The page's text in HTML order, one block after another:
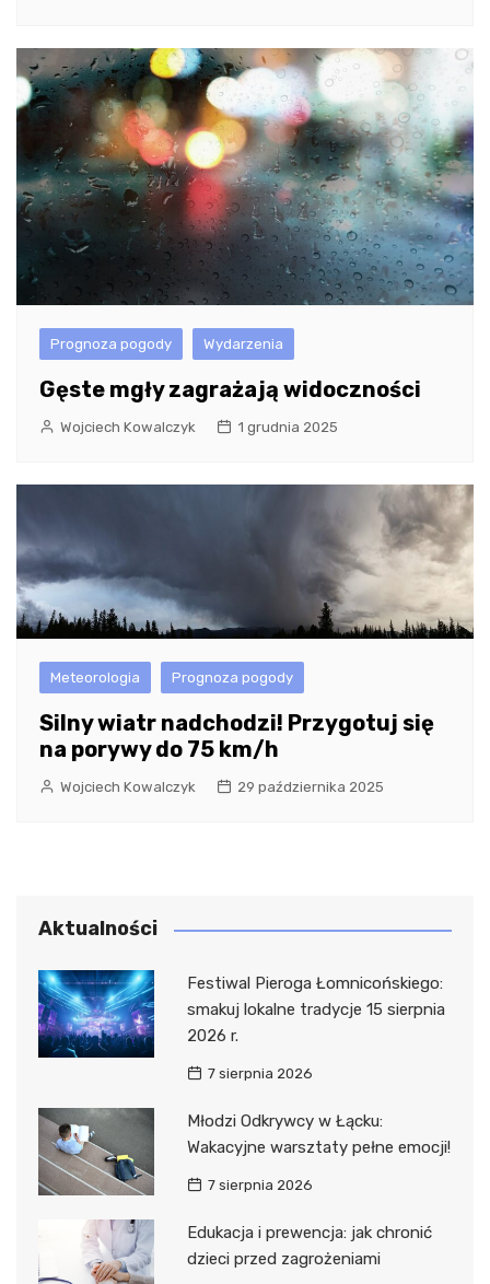
Prognoza pogody Wydarzenia
Gęste mgły zagrażają widoczności
Wojciech Kowalczyk 1 grudnia 2025
Meteorologia Prognoza pogody
Silny wiatr nadchodzi! Przygotuj się
na porywy do 75 km/h
Wojciech Kowalczyk 29 października 2025
Aktualności
Festiwal Pieroga Łomnicońskiego:
smakuj lokalne tradycje 15 sierpnia
2026 r.
7 sierpnia 2026
Młodzi Odkrywcy w Łącku:
Wakacyjne warsztaty pełne emocji!
7 sierpnia 2026
Edukacja i prewencja: jak chronić
dzieci przed zagrożeniami